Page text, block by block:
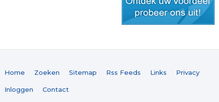
Home Zoeken Sitemap Rss Feeds Links Privacy
Inloggen Contact